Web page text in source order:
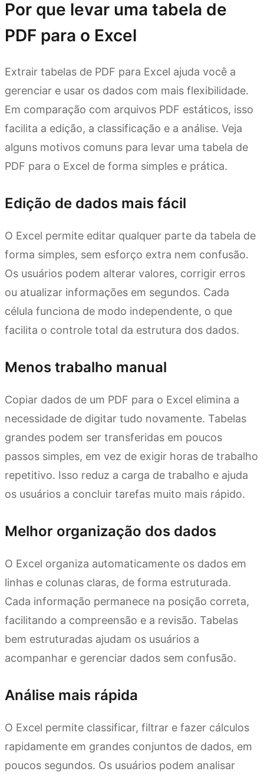
Por que levar uma tabela de
PDF para o Excel
Extrair tabelas de PDF para Excel ajuda você a
gerenciar e usar os dados com mais flexibilidade.
Em comparação com arquivos PDF estáticos, isso
facilita a edição, a classificação e a análise. Veja
alguns motivos comuns para levar uma tabela de
PDF para o Excel de forma simples e prática.
Edição de dados mais fácil
O Excel permite editar qualquer parte da tabela de
forma simples, sem esforço extra nem confusão.
Os usuários podem alterar valores, corrigir erros
ou atualizar informações em segundos. Cada
célula funciona de modo independente, o que
facilita o controle total da estrutura dos dados.
Menos trabalho manual
Copiar dados de um PDF para o Excel elimina a
necessidade de digitar tudo novamente. Tabelas
grandes podem ser transferidas em poucos
passos simples, em vez de exigir horas de trabalho
repetitivo. Isso reduz a carga de trabalho e ajuda
os usuários a concluir tarefas muito mais rápido.
Melhor organização dos dados
O Excel organiza automaticamente os dados em
linhas e colunas claras, de forma estruturada.
Cada informação permanece na posição correta,
facilitando a compreensão e a revisão. Tabelas
bem estruturadas ajudam os usuários a
acompanhar e gerenciar dados sem confusão.
Análise mais rápida
O Excel permite classificar, filtrar e fazer cálculos
rapidamente em grandes conjuntos de dados, em
poucos segundos. Os usuários podem analisar